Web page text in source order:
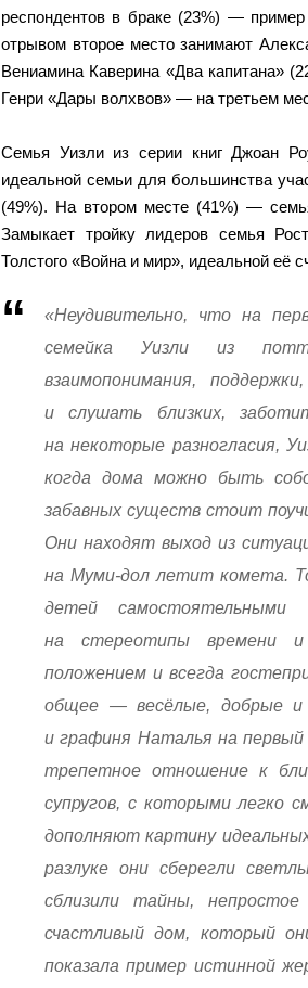
респондентов в браке (23%) —
отрывом второе место занимают
Вениамина Каверина «Два капитана»
Генри «Дары волхвов» — на третьем
Семья Уизли из серии книг Джоан
идеальной семьи для большинства
(49%). На втором месте (41%) —
Замыкает тройку лидеров семья
Толстого «Война и мир», идеальной её
«Неудивительно, что на
семейка Уизли из
взаимопонимания,
и слушать близких,
на некоторые разногласия,
когда дома можно быть
забавных существ стоит
Они находят выход из
на Муми-дол летит комета.
детей
на стереотипы времени
положением и всегда
общее — весёлые, добрые и
и графиня Наталья на
трепетное отношение к
супругов, с которыми легко
дополняют картину
разлуке они сберегли
сблизили тайны,
счастливый дом, который
показала пример истинной